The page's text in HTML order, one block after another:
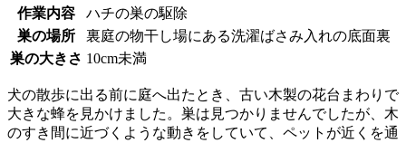
作業内容
ハチの巣の駆除
巣の場所
裏庭の物干し場にある洗濯ばさみ入れの底面裏
巣の大きさ 10cm未満
犬の散歩に出る前に庭へ出たとき、古い木製の花台まわりで
大きな蜂を見かけました。巣は見つかりませんでしたが、木
のすき間に近づくような動きをしていて、ペットが近くを通